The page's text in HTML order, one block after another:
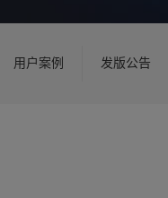
用户案例 发版公告